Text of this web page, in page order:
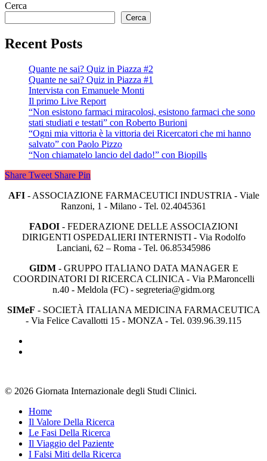
Cerca
Cerca
Recent Posts
Quante ne sai? Quiz in Piazza #2
Quante ne sai? Quiz in Piazza #1
Intervista con Emanuele Monti
Il primo Live Report
“Non esistono farmaci miracolosi, esistono farmaci che sono
stati studiati e testati” con Roberto Burioni
“Ogni mia vittoria è la vittoria dei Ricercatori che mi hanno
salvato” con Paolo Pizzo
“Non chiamatelo lancio del dado!” con Biopills
Share Tweet Share Pin
AFI- ASSOCIAZIONE FARMACEUTICI INDUSTRIA - Viale
Ranzoni, 1 - Milano - Tel. 02.4045361
FADOI - FEDERAZIONE DELLE ASSOCIAZIONI
DIRIGENTI OSPEDALIERI INTERNISTI - Via Rodolfo
Lanciani, 62 – Roma - Tel. 06.85345986
GIDM- GRUPPO ITALIANO DATA MANAGER E
COORDINATORI DI RICERCA CLINICA - Via P.Maroncelli
n.40 - Meldola (FC) - segreteria@gidm.org
SIMeF - SOCIETÀ ITALIANA MEDICINA FARMACEUTICA
- Via Felice Cavallotti 15 - MONZA - Tel. 039.96.39.115
© 2026 Giornata Internazionale degli Studi Clinici.
Close
Menu
Home
Il Valore Della Ricerca
Le Fasi Della Ricerca
Il Viaggio del Paziente
I Falsi Miti della Ricerca